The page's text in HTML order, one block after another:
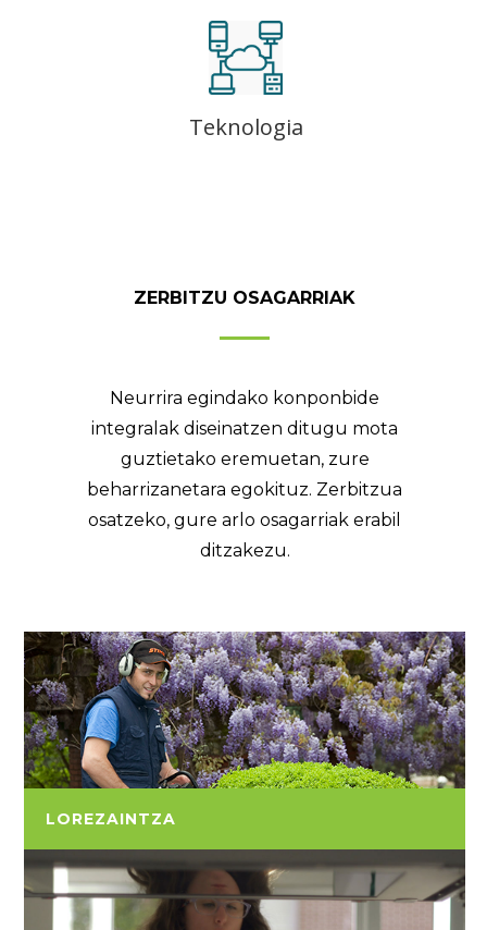
Teknologia
ZERBITZU OSAGARRIAK
Neurrira egindako konponbide
integralak diseinatzen ditugu mota
guztietako eremuetan, zure
beharrizanetara egokituz. Zerbitzua
osatzeko, gure arlo osagarriak erabil
ditzakezu.
LOREZAINTZA